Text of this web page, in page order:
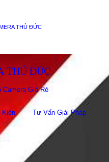
THỦ ĐỨC
THỦ ĐỨC
Camera Giá Rẻ
Kiên Tư Vấn Giải Pháp